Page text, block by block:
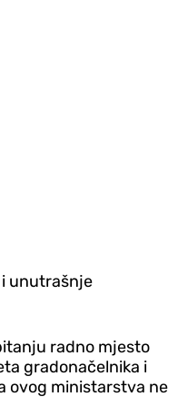
i unutrašnje
radno mjesto
gradonačelnika i
ovog ministarstva ne